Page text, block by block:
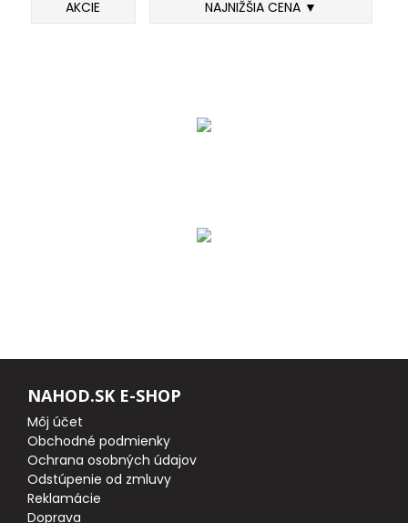
AKCIE NAJNIŽŠIA CENA ▼
NAHOD.SK E-SHOP
Môj účet
Obchodné podmienky
Ochrana osobných údajov
Odstúpenie od zmluvy
Reklamácie
Doprava
SUMCOVÉ A MORSKÉ PRÚTY
MATCHOVÉ A BOLOGNESOVÉ PRÚTY
CESTOVNÉ PRÚTY
DOPLNKY K PRÚTOM
Udice na dierky